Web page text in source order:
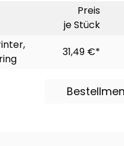
Preis
je Stück
31,49 €*